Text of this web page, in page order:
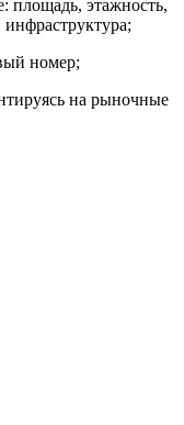
этажность,
номер;
на рыночные